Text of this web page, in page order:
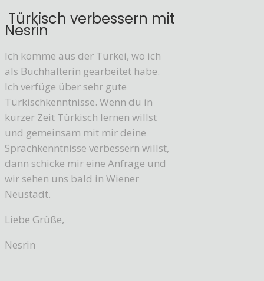
Türkisch verbessern mit
Nesrin
Ich komme aus der Türkei, wo ich
als Buchhalterin gearbeitet habe.
Ich verfüge über sehr gute
Türkischkenntnisse. Wenn du in
kurzer Zeit Türkisch lernen willst
und gemeinsam mit mir deine
Sprachkenntnisse verbessern willst,
dann schicke mir eine Anfrage und
wir sehen uns bald in Wiener
Neustadt.
Liebe Grüße,
Nesrin